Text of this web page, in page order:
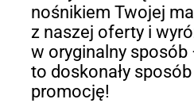
nośnikiem Twojej
z naszej oferty i
w oryginalny sposób
to doskonały
promocję!